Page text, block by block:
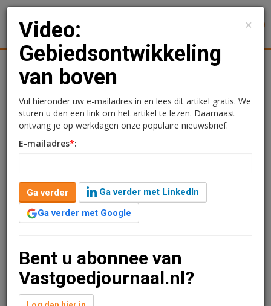
Uitgelicht Woningmarkt
Video:
Gebiedsontwikkeling van
boven
Ramon Holle
29 maart 2017 om 12:09
9 jaar geleden aangepast
1 minuut leestijd
Een gebiedsontwikkeling van begin tot eind vanuit de
Vermeer en Lidl Nederland in Raamsdonksveer.
Verder lezen?
×
Video:
Gebiedsontwikkeling
van boven
Vul hieronder uw e-mailadres in en lees dit artikel gratis. We
sturen u dan een link om het artikel te lezen. Daarnaast
ontvang je op werkdagen onze populaire nieuwsbrief.
E-mailadres*:
Ga verder
Ga verder met LinkedIn
Ga verder met Google
Bent u abonnee van
Vastgoedjournaal.nl?